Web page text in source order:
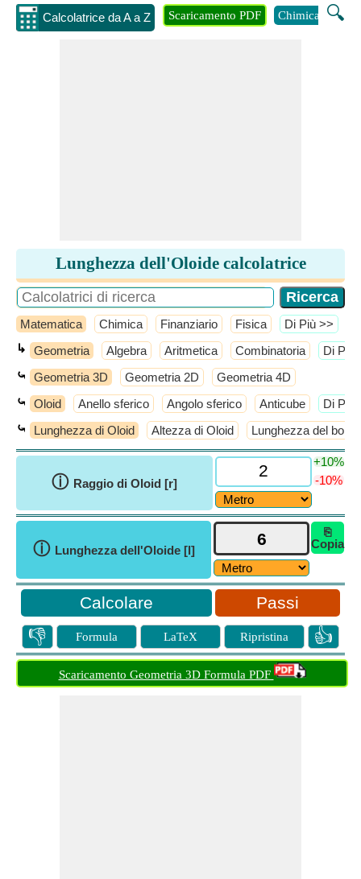
Calcolatrice da A a Z 🔍
Scaricamento PDF Chimica
Lunghezza dell'Oloide calcolatrice
Matematica Chimica Finanziario Fisica ​Di Più >>
↳ Geometria Algebra Aritmetica Combinatoria ​Di Più
⤿ Geometria 3D Geometria 2D Geometria 4D
⤿ Oloid Anello sferico Angolo sferico Anticube ​Di Più
⤿ Lunghezza di Oloid Altezza di Oloid Lunghezza del
ⓘ Raggio di Oloid [r]
+10%
-10%
ⓘ Lunghezza dell'Oloide [l]
⎘
Copia
Passi
👎 Formula LaTeX Ripristina 👍
Scaricamento Geometria 3D Formula PDF